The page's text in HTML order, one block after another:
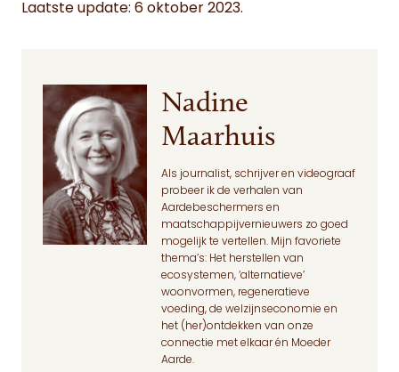
Laatste update: 6 oktober 2023.
Nadine
Maarhuis
Als journalist, schrijver en videograaf
probeer ik de verhalen van
Aardebeschermers en
maatschappijvernieuwers zo goed
mogelijk te vertellen. Mijn favoriete
thema’s: Het herstellen van
ecosystemen, ‘alternatieve’
woonvormen, regeneratieve
voeding, de welzijnseconomie en
het (her)ontdekken van onze
connectie met elkaar én Moeder
Aarde.